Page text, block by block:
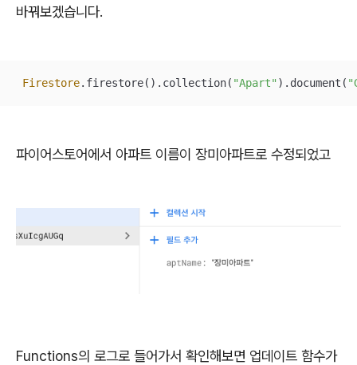
바꿔보겠습니다.
Firestore.firestore().collection( "Apart" ).document(
파이어스토어에서 아파트 이름이 장미아파트로 수정되었고
Functions의 로그로 들어가서 확인해보면 업데이트 함수가